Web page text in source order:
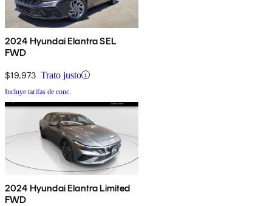
2024 Hyundai Elantra SEL
FWD
$19,973 Trato justo
Incluye tarifas de conc.
2024 Hyundai Elantra Limited
FWD